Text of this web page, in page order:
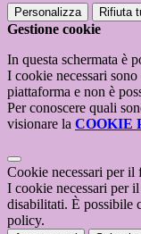
Personalizza Rifiuta
Gestione cookie
In questa schermata è
I cookie necessari
piattaforma e non è
Per conoscere quali
visionare la COOKIE
Cookie necessari per il
I cookie necessari per
disabilitati. È possibile
policy.